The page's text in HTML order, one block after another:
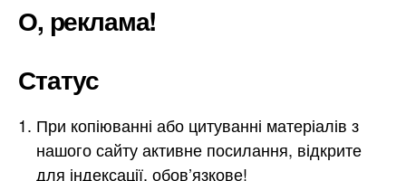
О, реклама!
Статус
При копіюванні або цитуванні матеріалів з
нашого сайту активне посилання, відкрите
для індексації, обов’язкове!